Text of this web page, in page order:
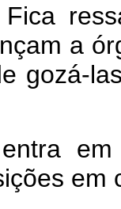
a
gozá-
em